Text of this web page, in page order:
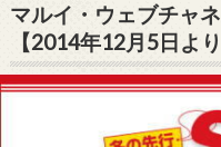
マルイ・ウェブチャ
【2014年12月5日より